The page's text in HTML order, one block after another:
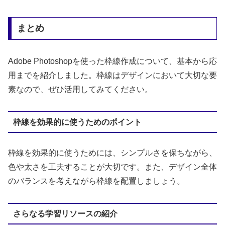
まとめ
Adobe Photoshopを使った枠線作成について、基本から応
用までを紹介しました。枠線はデザインにおいて大切な要
素なので、ぜひ活用してみてください。
枠線を効果的に使うためのポイント
枠線を効果的に使うためには、シンプルさを保ちながら、
色や太さを工夫することが大切です。また、デザイン全体
のバランスを考えながら枠線を配置しましょう。
さらなる学習リソースの紹介